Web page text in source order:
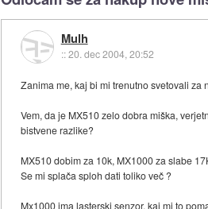
Mulh
::20. dec 2004, 20:52
Zanima me, kaj bi mi trenutno svetovali za
Vem, da je MX510 zelo dobra miška,
bistvene razlike?
MX510 dobim za 10k, MX1000 za slabe
Se mi splača sploh dati toliko več ?
Mx1000 ima lasterski senzor, kaj mi to